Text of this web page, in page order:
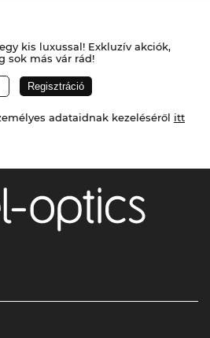
kis luxussal! Exkluzív akciók,
sok más vár rád!
adataidnak kezeléséről itt